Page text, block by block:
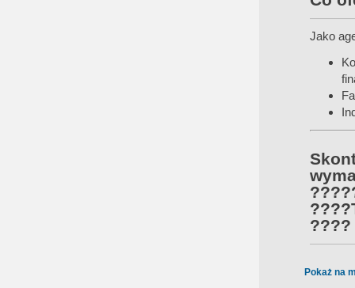
Jako
????
????
Pokaż na